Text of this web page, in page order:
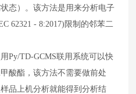
态）。该方法是用来分析电子
62321 - 8:2017)限制的邻苯二
Py/TD-GCMS联用系统可以快
酸酯，该方法不需要做前处
品上机分析就能得到分析结